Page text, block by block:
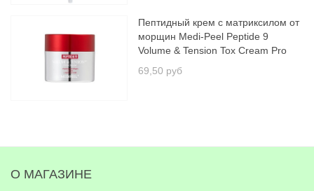
Пептидный крем с матриксилом от
морщин Medi-Peel Peptide 9
Volume & Tension Tox Cream Pro
69,50 руб
О МАГАЗИНЕ